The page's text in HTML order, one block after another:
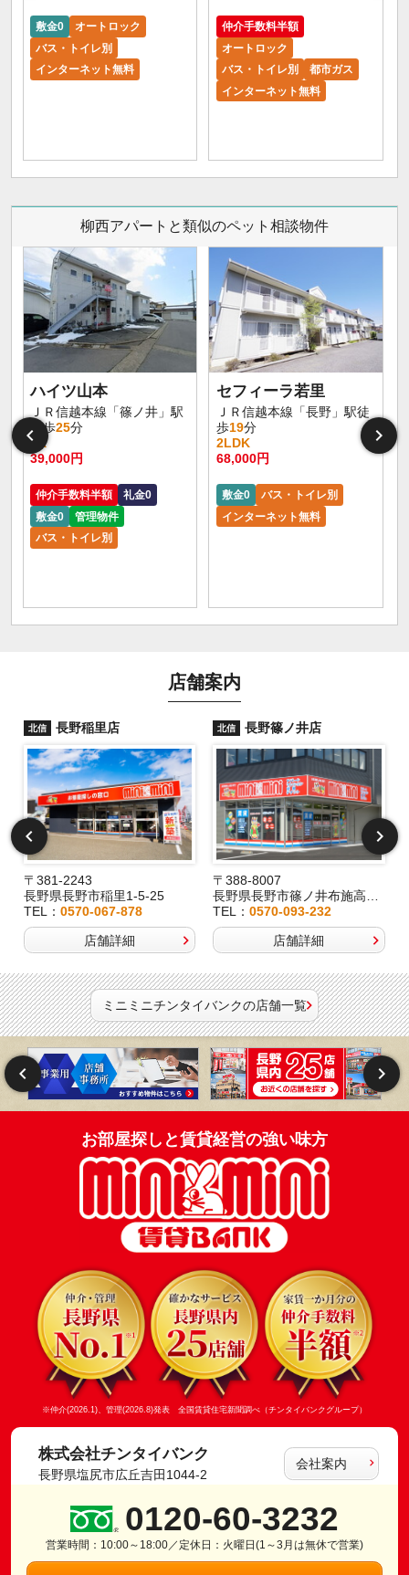
敷金0
オートロック
バス・トイレ別
インターネット無料
仲介手数料半額
オートロック
バス・トイレ別
都市ガス
インターネット無料
柳西アパートと類似のペット相談物件
ハイツ山本
ＪＲ信越本線「篠ノ井」駅
徒歩25分
3K
39,000円
仲介手数料半額
礼金0
敷金0
管理物件
バス・トイレ別
セフィーラ若里
ＪＲ信越本線「長野」駅徒
歩19分
2LDK
68,000円
敷金0
バス・トイレ別
インターネット無料
店舗案内
北信 長野稲里店
〒381-2243
長野県長野市稲里1-5-25
TEL：0570-067-878
店舗詳細
北信 長野篠ノ井店
〒388-8007
長野県長野市篠ノ井布施高田407-8
TEL：0570-093-232
店舗詳細
ミニミニチンタイバンクの店舗一覧
お部屋探しと賃貸経営の強い味方
※仲介(2026.1)、管理(2026.8)発表 全国賃貸住宅新聞調べ（チンタイバンクグループ）
株式会社チンタイバンク
長野県塩尻市広丘吉田1044-2
会社案内
0120-60-3232
営業時間：10:00～18:00／定休日：火曜日(1～3月は無休で営業)